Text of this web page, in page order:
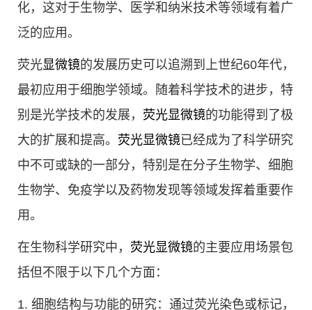
化，这对于生物学、医学和纳米技术等领域有着广
泛的应用。
荧光显微镜的发展历史可以追溯到上世纪60年代，
最初应用于细胞学领域。随着科学技术的进步，特
别是光学技术的发展， 荧光显微镜的功能得到了极
大的扩展和提高。 荧光显微镜已经成为了科学研究
中不可或缺的一部分，特别是在分子生物学、细胞
生物学、免疫学以及药物发现等领域发挥着重要作
用。
在生物科学研究中， 荧光显微镜的主要应用场景包
括但不限于以下几个方面：
1. 细胞结构与功能的研究：通过荧光染色或标记，